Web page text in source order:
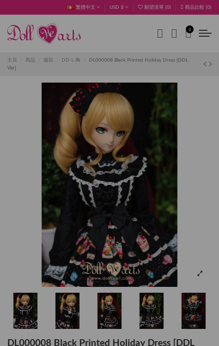
繁體中文 USD $ 願望清單 (0) 商品比較 (0)
0
主頁 商品 服裝 DD-L 胸
DL000008 Black Printed Holiday Dress [DDL
Ver]
DL000008 Black Printed Holiday Dress [DDL